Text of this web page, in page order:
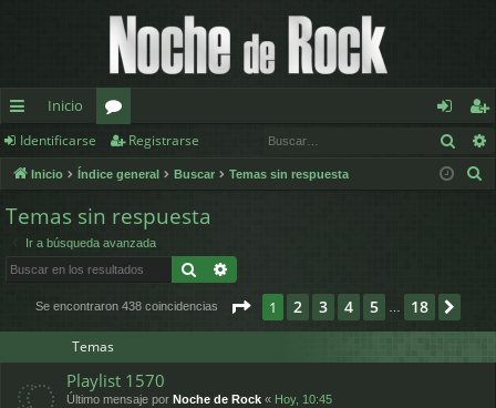
nl
ac
es
os
Inicio
or
os
de
nt
e
eg
ist
Identificarse Registrarse
Inicio Índice general Buscar Temas sin respuesta
Temas sin respuesta
Ir a búsqueda avanzada
Buscar
Se encontraron 438 coincidencias Página de 18
1 2 3 4 5 18
Temas
Playlist 1570
Último mensaje por Noche de Rock « Hoy, 10:45